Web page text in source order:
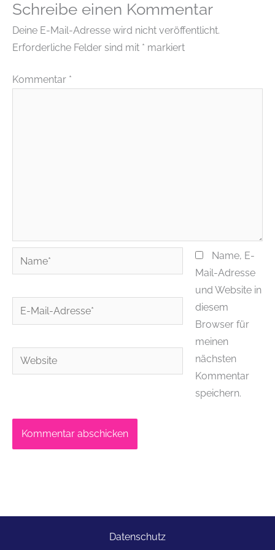
Schreibe einen Kommentar
Deine E-Mail-Adresse wird nicht veröffentlicht.
Erforderliche Felder sind mit * markiert
Kommentar *
Name*
E-
Mail-
Website
Name, E-
Mail-Adresse
und Website in
diesem
Browser für
meinen
nächsten
Kommentar
speichern.
Datenschutz